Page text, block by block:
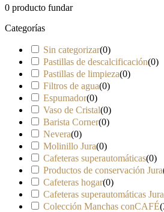
0 producto fundar
Categorías
Sin categorizar(0)
Pastillas de descalcificación(0)
Pastillas de limpieza(0)
Filtros de agua(0)
Espumador(0)
Vaso de Cristal(0)
Barista Corner(0)
Nevera(0)
Molinillo Jura(0)
Cafeteras superautomáticas(0)
Productos de conservación Jura
Cafeteras hogar(0)
Cafeteras superautomáticas Jura
Colección Manchas conCAFÉ(